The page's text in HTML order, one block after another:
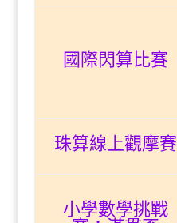
國際閃算比賽
珠算線上觀摩賽
小學數學挑戰